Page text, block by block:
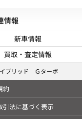
情報
新車情報
買取・査定情報
ブリッド Ｇターボ
約
引法に基づく表示